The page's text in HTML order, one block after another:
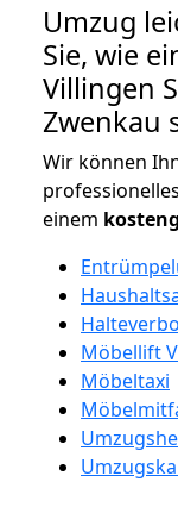
Umzug
Sie, wie
Villingen
Zwenkau
Wir können
einem
Möbellift
Möbeltaxi